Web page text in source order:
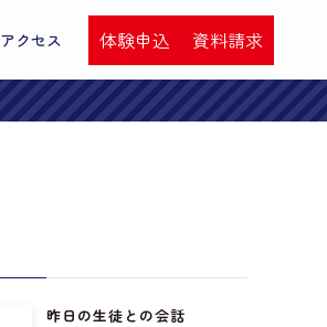
アクセス 体験申込 資料請求
昨日の生徒との会話